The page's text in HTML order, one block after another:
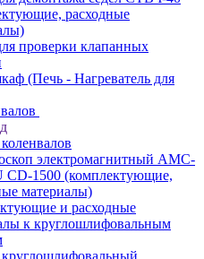
расходные
проверки клапанных
(Печь - Нагреватель для
электромагнитный AMC-
CD-1500 (комплектующие,
материалы)
и расходные
к круглошлифовальным